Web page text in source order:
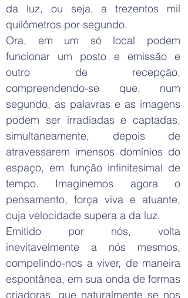
da luz, ou seja, a trezentos mil
quilômetros por segundo.
Ora, em um só local podem
funcionar um posto e emissão e
outro de recepção,
compreendendo-se que, num
segundo, as palavras e as imagens
podem ser irradiadas e captadas,
simultaneamente, depois de
atravessarem imensos domínios do
espaço, em função infinitesimal de
tempo. Imaginemos agora o
pensamento, força viva e atuante,
cuja velocidade supera a da luz.
Emitido por nós, volta
inevitavelmente a nós mesmos,
compelindo-nos a viver, de maneira
espontânea, em sua onda de formas
criadoras, que naturalmente se nos